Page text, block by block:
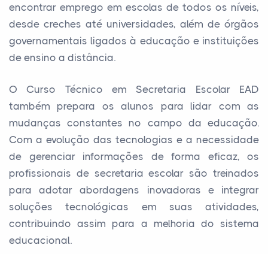
encontrar emprego em escolas de todos os níveis,
desde creches até universidades, além de órgãos
governamentais ligados à educação e instituições
de ensino a distância.
O Curso Técnico em Secretaria Escolar EAD
também prepara os alunos para lidar com as
mudanças constantes no campo da educação.
Com a evolução das tecnologias e a necessidade
de gerenciar informações de forma eficaz, os
profissionais de secretaria escolar são treinados
para adotar abordagens inovadoras e integrar
soluções tecnológicas em suas atividades,
contribuindo assim para a melhoria do sistema
educacional.